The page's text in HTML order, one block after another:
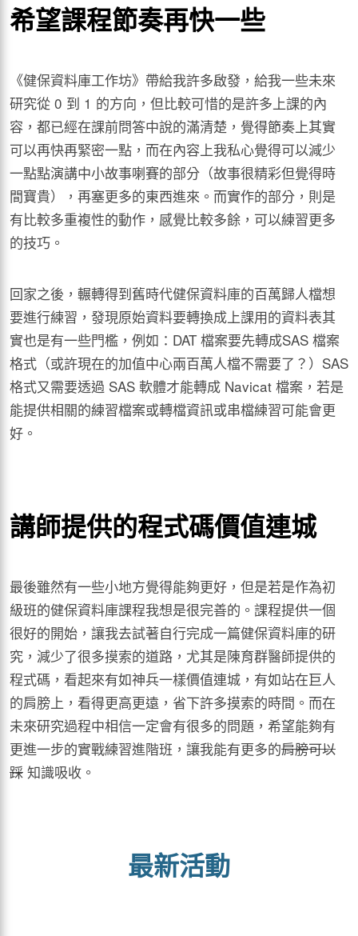
希望課程節奏再快一些
《健保資料庫工作坊》帶給我許多啟發，給我一些未來
研究從 0 到 1 的方向，但比較可惜的是許多上課的內
容，都已經在課前問答中說的滿清楚，覺得節奏上其實
可以再快再緊密一點，而在內容上我私心覺得可以減少
一點點演講中小故事喇賽的部分（故事很精彩但覺得時
間寶貴），再塞更多的東西進來。而實作的部分，則是
有比較多重複性的動作，感覺比較多餘，可以練習更多
的技巧。
回家之後，輾轉得到舊時代健保資料庫的百萬歸人檔想
要進行練習，發現原始資料要轉換成上課用的資料表其
實也是有一些門檻，例如：DAT 檔案要先轉成SAS 檔案
格式（或許現在的加值中心兩百萬人檔不需要了？）SAS
格式又需要透過 SAS 軟體才能轉成 Navicat 檔案，若是
能提供相關的練習檔案或轉檔資訊或串檔練習可能會更
好。
講師提供的程式碼價值連城
最後雖然有一些小地方覺得能夠更好，但是若是作為初
級班的健保資料庫課程我想是很完善的。課程提供一個
很好的開始，讓我去試著自行完成一篇健保資料庫的研
究，減少了很多摸索的道路，尤其是陳育群醫師提供的
程式碼，看起來有如神兵一樣價值連城，有如站在巨人
的肩膀上，看得更高更遠，省下許多摸索的時間。而在
未來研究過程中相信一定會有很多的問題，希望能夠有
更進一步的實戰練習進階班，讓我能有更多的肩膀可以
踩 知識吸收。
最新活動